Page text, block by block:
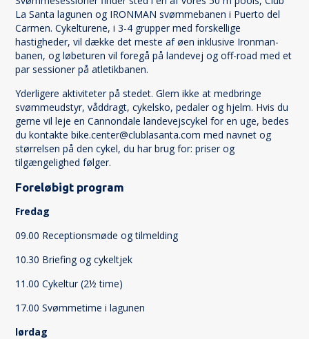
La Santa lagunen og IRONMAN svømmebanen i Puerto del
Carmen. Cykelturene, i 3-4 grupper med forskellige
hastigheder, vil dække det meste af øen inklusive Ironman-
banen, og løbeturen vil foregå på landevej og off-road med et
par sessioner på atletikbanen.
Yderligere aktiviteter på stedet. Glem ikke at medbringe
svømmeudstyr, våddragt, cykelsko, pedaler og hjelm. Hvis du
gerne vil leje en Cannondale landevejscykel for en uge, bedes
du kontakte bike.center@clublasanta.com med navnet og
størrelsen på den cykel, du har brug for: priser og
tilgængelighed følger.
Foreløbigt program
Fredag
09.00 Receptionsmøde og tilmelding
10.30 Briefing og cykeltjek
11.00 Cykeltur (2½ time)
17.00 Svømmetime i lagunen
lørdag